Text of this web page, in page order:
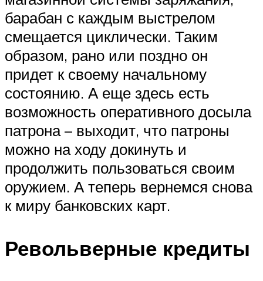
барабан с каждым выстрелом
смещается циклически. Таким
образом, рано или поздно он
придет к своему начальному
состоянию. А еще здесь есть
возможность оперативного досыла
патрона – выходит, что патроны
можно на ходу докинуть и
продолжить пользоваться своим
оружием. А теперь вернемся снова
к миру банковских карт.
Револьверные кредиты